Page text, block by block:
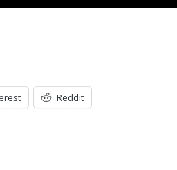
Reddit